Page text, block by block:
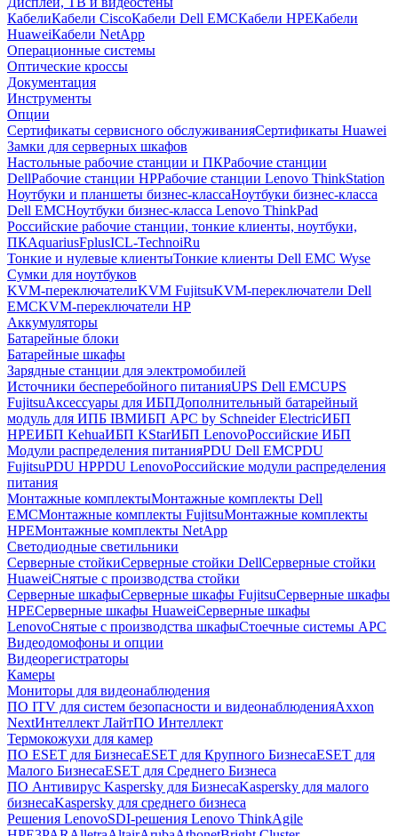
КабелиКабели CiscoКабели Dell EMCКабели HPEКабели
HuaweiКабели NetApp
Операционные системы
Оптические кроссы
Документация
Инструменты
Опции
Сертификаты сервисного обслуживанияСертификаты Huawei
Замки для серверных шкафов
Настольные рабочие станции и ПКРабочие станции
DellРабочие станции HPРабочие станции Lenovo ThinkStation
Ноутбуки и планшеты бизнес-классаНоутбуки бизнес-класса
Dell EMCНоутбуки бизнес-класса Lenovo ThinkPad
Российские рабочие станции, тонкие клиенты, ноутбуки,
ПКAquariusFplusICL-TechnoiRu
Тонкие и нулевые клиентыТонкие клиенты Dell EMC Wyse
Сумки для ноутбуков
KVM-переключателиKVM FujitsuKVM-переключатели Dell
EMCKVM-переключатели HP
Аккумуляторы
Батарейные блоки
Батарейные шкафы
Зарядные станции для электромобилей
Источники бесперебойного питанияUPS Dell EMCUPS
FujitsuАксессуары для ИБПДополнительный батарейный
модуль для ИПБ IBMИБП APC by Schneider ElectricИБП
HPEИБП KehuaИБП KStarИБП LenovoРоссийские ИБП
Модули распределения питанияPDU Dell EMCPDU
FujitsuPDU HPPDU LenovoРоссийские модули распределения
питания
Монтажные комплектыМонтажные комплекты Dell
EMCМонтажные комплекты FujitsuМонтажные комплекты
HPEМонтажные комплекты NetApp
Светодиодные светильники
Серверные стойкиСерверные стойки DellСерверные стойки
HuaweiСнятые с производства стойки
Серверные шкафыСерверные шкафы FujitsuСерверные шкафы
HPEСерверные шкафы HuaweiСерверные шкафы
LenovoСнятые с производства шкафыСтоечные системы APC
Видеодомофоны и опции
Видеорегистраторы
Камеры
Мониторы для видеонаблюдения
ПО ITV для систем безопасности и видеонаблюденияAxxon
NextИнтеллект ЛайтПО Интеллект
Термокожухи для камер
ПО ESET для БизнесаESET для Крупного БизнесаESET для
Малого БизнесаESET для Среднего Бизнеса
ПО Антивирус Kaspersky для БизнесаKaspersky для малого
бизнесаKaspersky для среднего бизнеса
Решения LenovoSDI-решения Lenovo ThinkAgile